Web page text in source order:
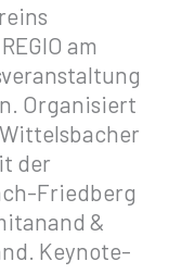
am
Organisiert
der
Friedberg
&
Keynote-